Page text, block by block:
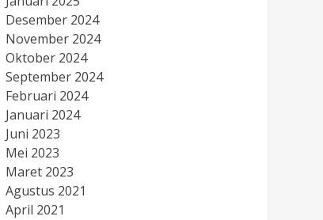
Desember 2024
November 2024
Oktober 2024
September 2024
Februari 2024
Januari 2024
Juni 2023
Mei 2023
Maret 2023
Agustus 2021
April 2021